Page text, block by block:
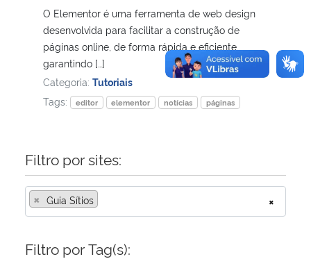
O Elementor é uma ferramenta de web design
desenvolvida para facilitar a construção de
páginas online, de forma rápida e eficiente,
garantindo […]
Categoria: Tutoriais
Tags:
editor elementor notícias páginas
Filtro por sites:
×
× Guia Sítios
Filtro por Tag(s):